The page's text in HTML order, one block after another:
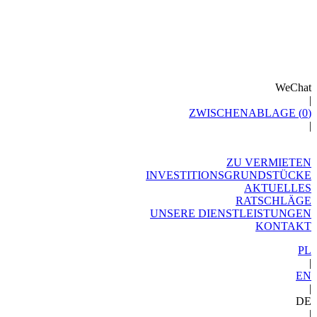
WeChat
|
ZWISCHENABLAGE (0)
|
ZU VERMIETEN
INVESTITIONSGRUNDSTÜCKE
AKTUELLES
RATSCHLÄGE
UNSERE DIENSTLEISTUNGEN
KONTAKT
PL
|
EN
|
DE
|